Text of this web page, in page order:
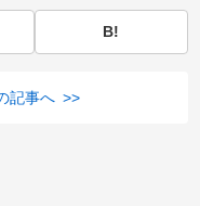
B!
記事へ >>